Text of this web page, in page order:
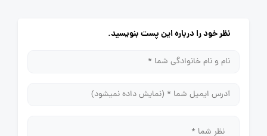
نظر خود را درباره این پست بنویسید.